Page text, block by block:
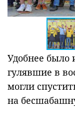
Удобнее было
гулявшие в
могли
на